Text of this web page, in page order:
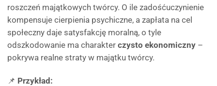
roszczeń majątkowych twórcy. O ile zadośćuczynienie
kompensuje cierpienia psychiczne, a zapłata na cel
społeczny daje satysfakcję moralną, o tyle
odszkodowanie ma charakter czysto ekonomiczny –
pokrywa realne straty w majątku twórcy.
📌 Przykład: